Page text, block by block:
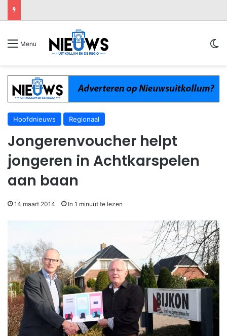
Menu
Hoofdnieuws Regionaal
Jongerenvoucher helpt
jongeren in Achtkarspelen
aan baan
14 maart 2014 In 1 minuut te lezen